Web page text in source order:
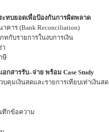
ะทบยอดเพื่อป้องกันการผิดพลาด
คาร (Bank Reconciliation)
กับรายการในงบการเงิน
า
ษี
กสารรับ–จ่าย พร้อม Case Study
คุมเงินสดและรายการเทียบเท่าเงินสด
ทึกข้อความ